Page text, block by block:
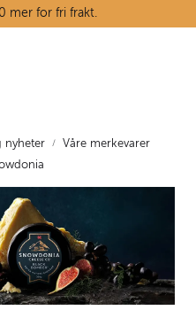
mer for fri frakt.
nyheter
Våre merkevarer